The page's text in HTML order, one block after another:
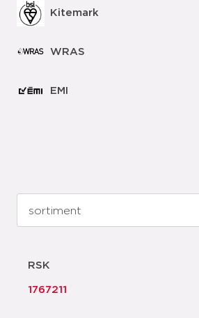
Kitemark
WRAS
EMI
RSK
1767211